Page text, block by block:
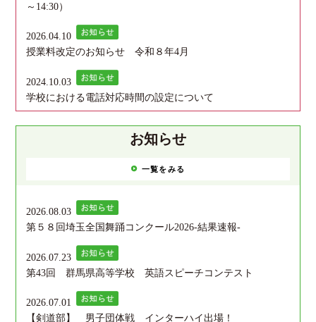
～14:30）
2026.04.10
授業料改定のお知らせ 令和８年4月
2024.10.03
学校における電話対応時間の設定について
お知らせ
一覧をみる
2026.08.03
第５８回埼玉全国舞踊コンクール2026‐結果速報‐
2026.07.23
第43回 群馬県高等学校 英語スピーチコンテスト
2026.07.01
【剣道部】 男子団体戦 インターハイ出場！